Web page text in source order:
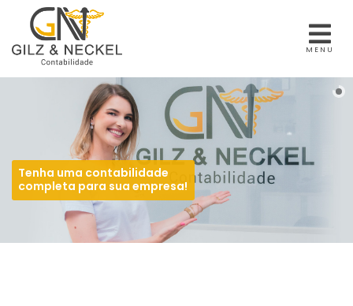
MENU
Tenha uma contabilidade
completa para sua empresa!